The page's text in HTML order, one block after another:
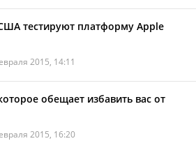
тестируют платформу Apple
2015, 14:11
обещает избавить вас от
2015, 16:20